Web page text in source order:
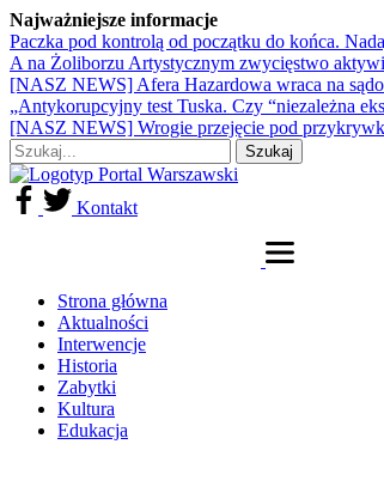
Najważniejsze informacje
Paczka pod kontrolą od początku do końca.
A na Żoliborzu Artystycznym zwycięstwo
[NASZ NEWS] Afera Hazardowa wraca na
„Antykorupcyjny test Tuska. Czy “niezależna
[NASZ NEWS] Wrogie przejęcie pod
Kontakt
Strona główna
Aktualności
Interwencje
Historia
Zabytki
Kultura
Edukacja